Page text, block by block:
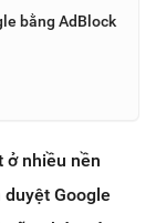
bằng AdBlock
ở nhiều nền
Google